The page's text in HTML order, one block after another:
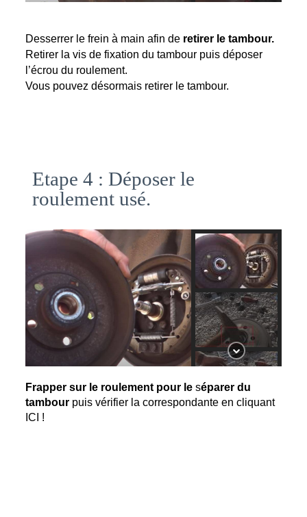
Desserrer le frein à main afin de retirer le tambour.
Retirer la vis de fixation du tambour puis déposer
l’écrou du roulement.
Vous pouvez désormais retirer le tambour.
Etape 4 : Déposer le
roulement usé.
Frapper sur le roulement pour le séparer du
tambour puis vérifier la correspondante en cliquant
ICI !